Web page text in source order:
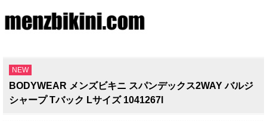
NEW
BODYWEAR メンズビキニ スパンデックス2WAY バルジ
シャープ Tバック Lサイズ 1041267l